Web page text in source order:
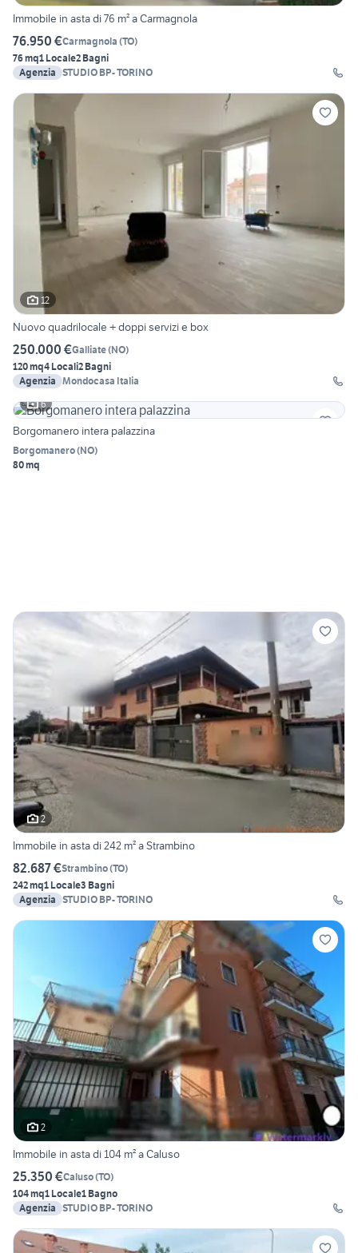
Immobile in asta di 76 m² a Carmagnola
76.950 €Carmagnola (TO)
76 mq1 Locale2 Bagni
Agenzia STUDIO BP- TORINO
12
Nuovo quadrilocale + doppi servizi e box
250.000 €Galliate(NO)
120 mq4 Locali2 Bagni
Agenzia Mondocasa Italia
6
Borgomanero intera palazzina
Borgomanero(NO)
80 mq
2
Immobile in asta di 242 m² a Strambino
82.687 €Strambino(TO)
242 mq1 Locale3 Bagni
Agenzia STUDIO BP- TORINO
2
Immobile in asta di 104 m² a Caluso
25.350 €Caluso(TO)
104 mq1 Locale1 Bagno
Agenzia STUDIO BP- TORINO